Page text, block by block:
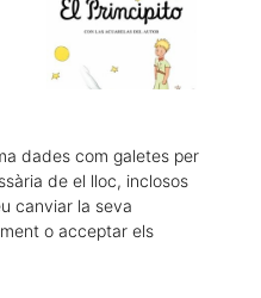
El Principito (edición
dades com galetes per
de el lloc, inclosos
canviar la seva
o acceptar els